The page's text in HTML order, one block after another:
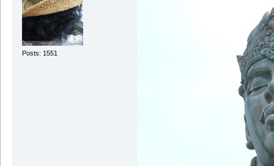
Posts: 1551